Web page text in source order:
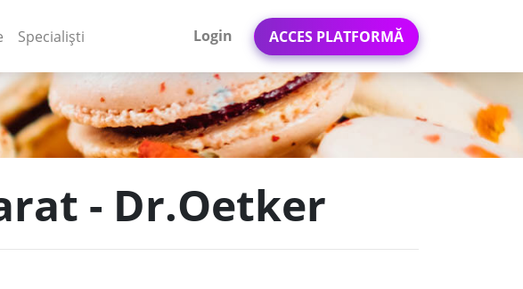
Specialiști Login ACCES PLATFORMĂ
- Dr.Oetker